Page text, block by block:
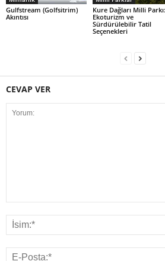
Gulfstream (Golfsitrim)
Akıntısı
Kure Dağları Milli Parkı:
Ekoturizm ve
Sürdürülebilir Tatil
Seçenekleri
CEVAP VER